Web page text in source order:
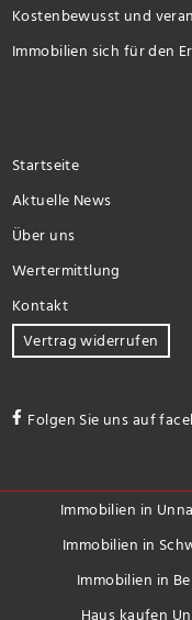
Kostenbewusst und
Immobilien sich für den
Startseite
Aktuelle News
Über uns
Wertermittlung
Kontakt
Vertrag widerrufen
Folgen Sie uns auf
Immobilien in Unna
Immobilien in
Immobilien in